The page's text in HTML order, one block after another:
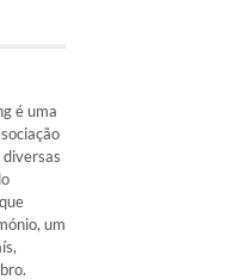
é uma
um